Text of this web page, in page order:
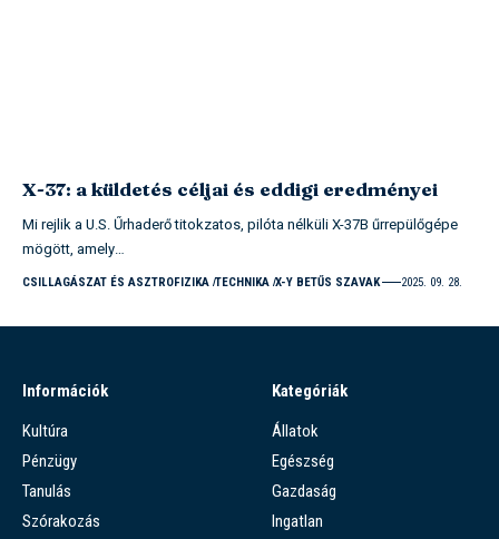
X-37: a küldetés céljai és eddigi eredményei
Mi rejlik a U.S. Űrhaderő titokzatos, pilóta nélküli X-37B űrrepülőgépe
mögött, amely…
CSILLAGÁSZAT ÉS ASZTROFIZIKA TECHNIKA X-Y BETŰS SZAVAK 2025. 09. 28.
Információk
Kultúra
Pénzügy
Tanulás
Szórakozás
Kategóriák
Állatok
Egészség
Gazdaság
Ingatlan